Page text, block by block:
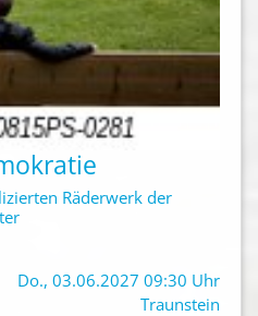
Räderwerk der
Do., 03.06.2027 09:30 Uhr
Traunstein